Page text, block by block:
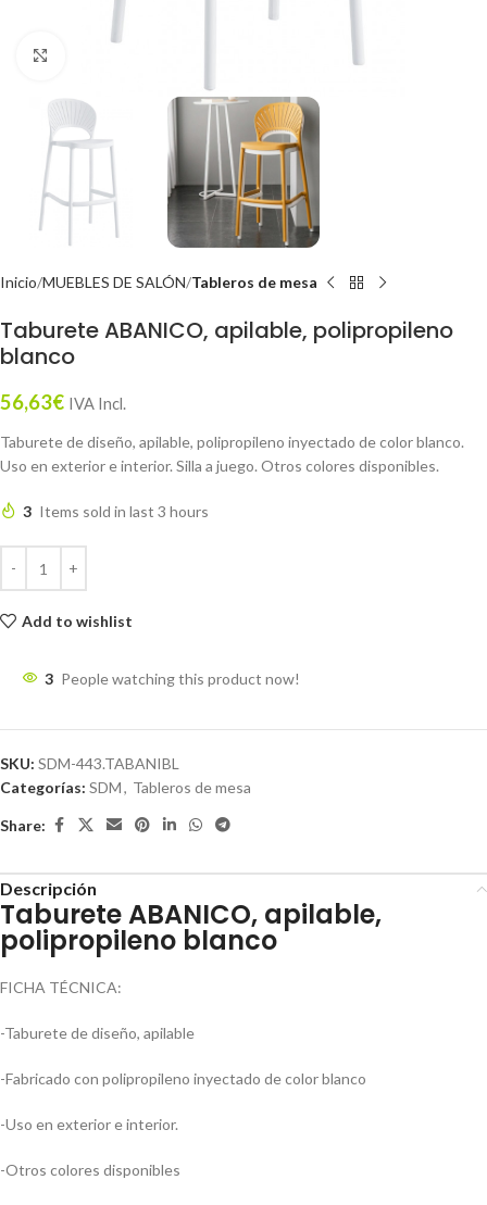
Inicio MUEBLES DE SALÓN Tableros de mesa
Taburete ABANICO, apilable, polipropileno
blanco
56,63€ IVA Incl.
Taburete de diseño, apilable, polipropileno inyectado de color blanco.
Uso en exterior e interior. Silla a juego. Otros colores disponibles.
3 Items sold in last 3 hours
Add to wishlist
3 People watching this product now!
SKU: SDM-443.TABANIBL
Categorías: SDM, Tableros de mesa
Share:
Descripción
Taburete ABANICO, apilable,
polipropileno blanco
FICHA TÉCNICA:
-Taburete de diseño, apilable
-Fabricado con polipropileno inyectado de color blanco
-Uso en exterior e interior.
-Otros colores disponibles